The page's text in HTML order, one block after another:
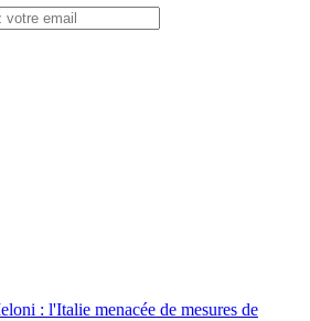
: l'Italie menacée de mesures de